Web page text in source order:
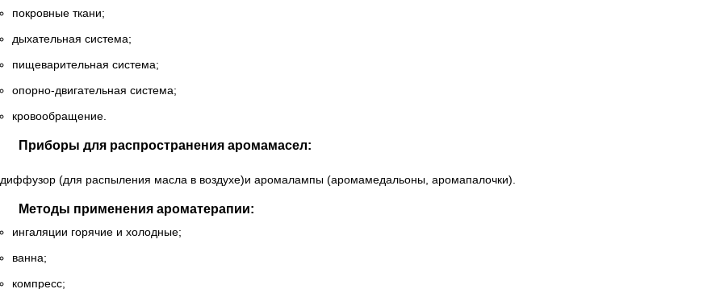
покровные ткани;
дыхательная система;
пищеварительная система;
опорно-двигательная система;
кровообращение.
Приборы для распространения аромамасел:
диффузор (для распыления масла в воздухе)и аромалампы (аромамедальоны, аромапалочки).
Методы применения ароматерапии:
ингаляции горячие и холодные;
ванна;
компресс;